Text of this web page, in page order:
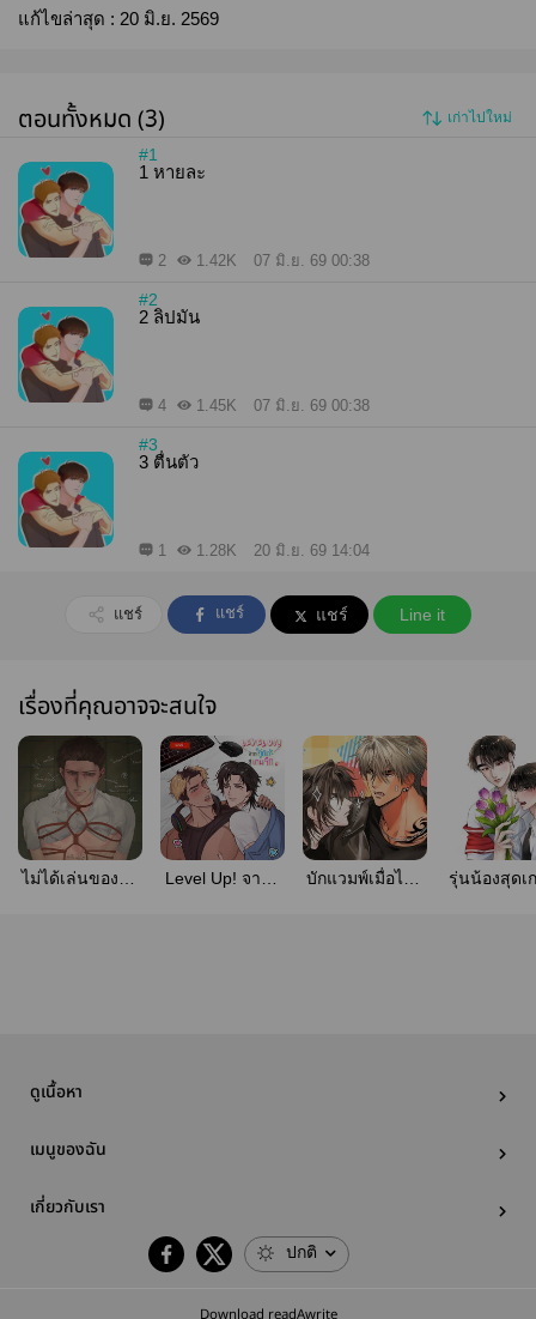
แก้ไขล่าสุด : 20 มิ.ย. 2569
ตอนทั้งหมด (3) เก่าไปใหม่
#1
1 หายละ
2 1.42K 07 มิ.ย. 69 00:38
#2
2 ลิปมัน
4 1.45K 07 มิ.ย. 69 00:38
#3
3 ตื่นตัว
1 1.28K 20 มิ.ย. 69 14:04
แชร์ แชร์ แชร์ Line it
เรื่องที่คุณอาจจะสนใจ
ไม่ได้เล่นของแต่
Level Up! จากคู่
บักแวมพ์เมื่อไหร่
รุ่นน้องสุดเ
ดูเนื้อหา
เมนูของฉัน
เกี่ยวกับเรา
ปกติ
Download readAwrite